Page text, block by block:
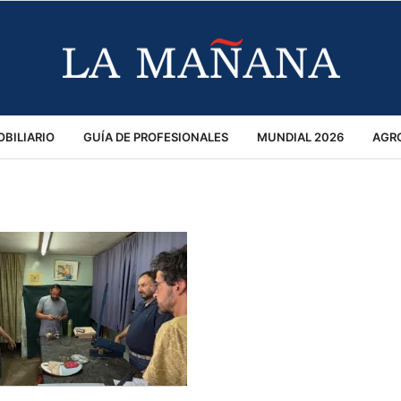
GUÍA DE PROFESIONALES MUNDIAL 2026